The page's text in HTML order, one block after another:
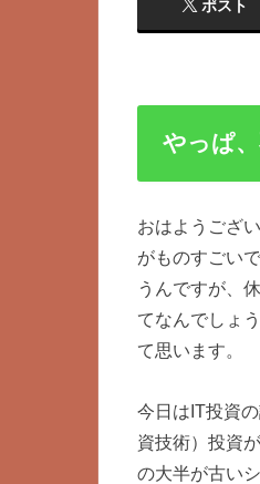
ポスト
やっぱ
おはようござ
がものすごい
うんですが、
てなんでしょ
て思います。
今日はIT投資
資技術）投資
の大半が古い